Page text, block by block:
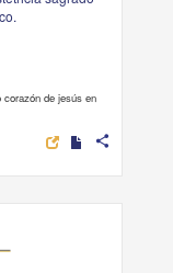
corazón de jesús en
share